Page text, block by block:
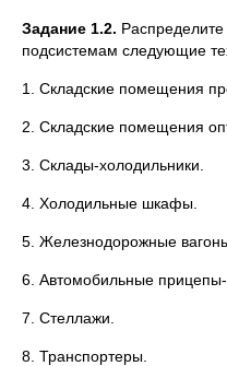
Задание 1.2.
подсистемам следующие
1. Складские помещения
2. Складские помещения
3. Склады-холодильники.
4. Холодильные шкафы.
5. Железнодорожные
6. Автомобильные
7. Стеллажи.
8. Транспортеры.